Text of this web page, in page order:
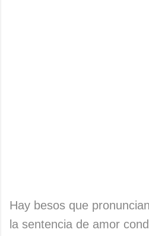
Hay besos que
la sentencia de amor